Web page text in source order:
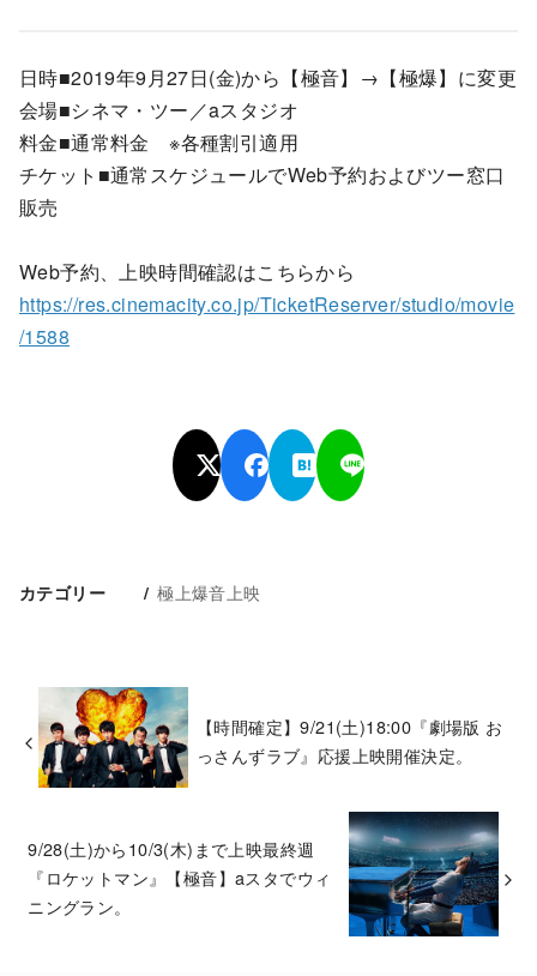
日時■2019年9月27日(金)から【極音】→【極爆】に変更
会場■シネマ・ツー／aスタジオ
料金■通常料金 ※各種割引適用
チケット■通常スケジュールでWeb予約およびツー窓口
販売
Web予約、上映時間確認はこちらから
https://res.cinemacity.co.jp/TicketReserver/studio/movie
/1588
カテゴリー 極上爆音上映
【時間確定】9/21(土)18:00『劇場版 お
っさんずラブ』応援上映開催決定。
9/28(土)から10/3(木)まで上映最終週
『ロケットマン』【極音】aスタでウィ
ニングラン。